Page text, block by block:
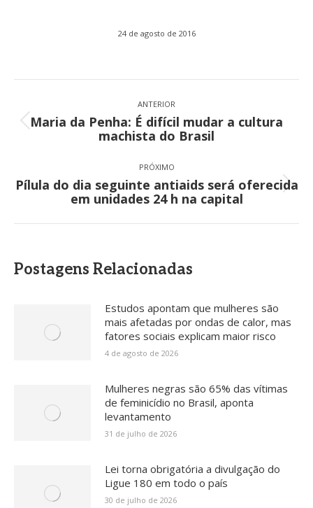
24 de agosto de 2016
de
post:
ANTERIOR
Post
anterior:
Maria da Penha: É difícil mudar a cultura
machista do Brasil
PRÓXIMO
Próximo
post:
Pílula do dia seguinte antiaids será oferecida
em unidades 24 h na capital
Postagens Relacionadas
Estudos apontam que mulheres são
mais afetadas por ondas de calor, mas
fatores sociais explicam maior risco
4 de agosto de 2026
Mulheres negras são 65% das vítimas
de feminicídio no Brasil, aponta
levantamento
31 de julho de 2026
Lei torna obrigatória a divulgação do
Ligue 180 em todo o país
30 de julho de 2026